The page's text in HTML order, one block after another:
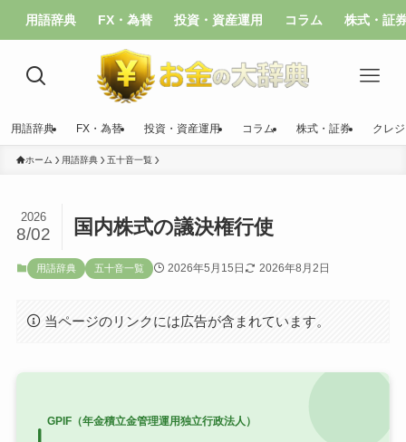
用語辞典 FX・為替 投資・資産運用 コラム 株式・証
用語辞典 FX・為替 投資・資産運用 コラム 株式・証券 クレ
ホーム 用語辞典 五十音一覧
国内株式の議決権行使
2026
8/02
用語辞典 五十音一覧 2026年5月15日 2026年8月2日
当ページのリンクには広告が含まれています。